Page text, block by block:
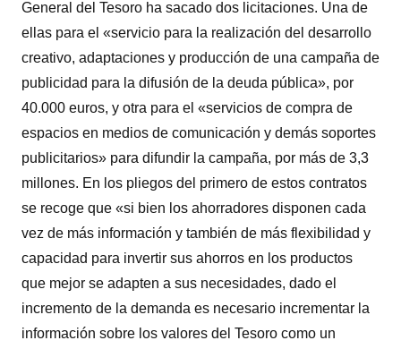
General del Tesoro ha sacado dos licitaciones. Una de
ellas para el «servicio para la realización del desarrollo
creativo, adaptaciones y producción de una campaña de
publicidad para la difusión de la deuda pública», por
40.000 euros, y otra para el «servicios de compra de
espacios en medios de comunicación y demás soportes
publicitarios» para difundir la campaña, por más de 3,3
millones. En los pliegos del primero de estos contratos
se recoge que «si bien los ahorradores disponen cada
vez de más información y también de más flexibilidad y
capacidad para invertir sus ahorros en los productos
que mejor se adapten a sus necesidades, dado el
incremento de la demanda es necesario incrementar la
información sobre los valores del Tesoro como un